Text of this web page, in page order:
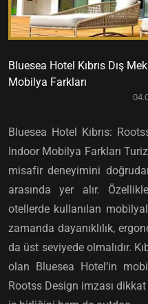
Bluesea Hotel Kıbrıs Dış
Mobilya Farkları
Bluesea Hotel Kıbrıs:
Indoor Mobilya Farkları
misafir deneyimini
arasında yer alır.
otellerde kullanılan
zamanda dayanıklılık,
da üst seviyede olmalıdır.
olan Bluesea Hotel’in
Rootss Design imzası